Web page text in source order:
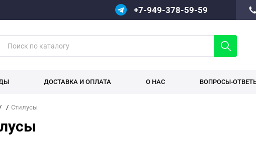
+7-949-378-59-59
ДОСТАВКА И ОПЛАТА О НАС ВОПРОСЫ-
Стилусы